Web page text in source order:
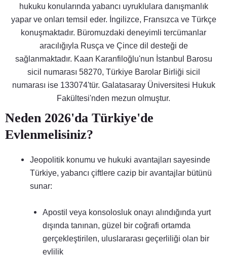
hukuku konularında yabancı uyruklulara danışmanlık
yapar ve onları temsil eder. İngilizce, Fransızca ve Türkçe
konuşmaktadır. Büromuzdaki deneyimli tercümanlar
aracılığıyla Rusça ve Çince dil desteği de
sağlanmaktadır. Kaan Karanfiloğlu'nun İstanbul Barosu
sicil numarası 58270, Türkiye Barolar Birliği sicil
numarası ise 133074'tür. Galatasaray Üniversitesi Hukuk
Fakültesi'nden mezun olmuştur.
Neden 2026'da Türkiye'de
Evlenmelisiniz?
Jeopolitik konumu ve hukuki avantajları sayesinde
Türkiye, yabancı çiftlere cazip bir avantajlar bütünü
sunar:
Apostil veya konsolosluk onayı alındığında yurt
dışında tanınan, güzel bir coğrafi ortamda
gerçekleştirilen, uluslararası geçerliliği olan bir
evlilik